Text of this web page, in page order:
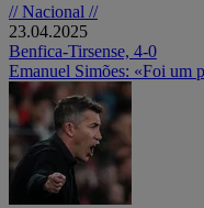
// Nacional //
23.04.2025
Benfica-Tirsense, 4-0
Emanuel Simões: «Foi um